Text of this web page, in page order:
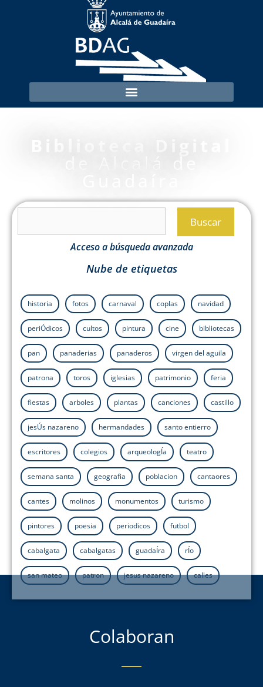
Buscar
Acceso a búsqueda avanzada
Nube de etiquetas
historia fotos carnaval coplas navidad
periÓdicos cultos pintura cine bibliotecas
pan panaderias panaderos virgen del aguila
patrona toros iglesias patrimonio feria
fiestas arboles plantas canciones castillo
jesÚs nazareno hermandades santo entierro
escritores colegios arqueologÍa teatro
semana santa geografia poblacion cantaores
cantes molinos monumentos turismo
pintores poesia periodicos futbol
cabalgata cabalgatas guadaÍra rÍo
san mateo patron jesus nazareno calles
Colaboran